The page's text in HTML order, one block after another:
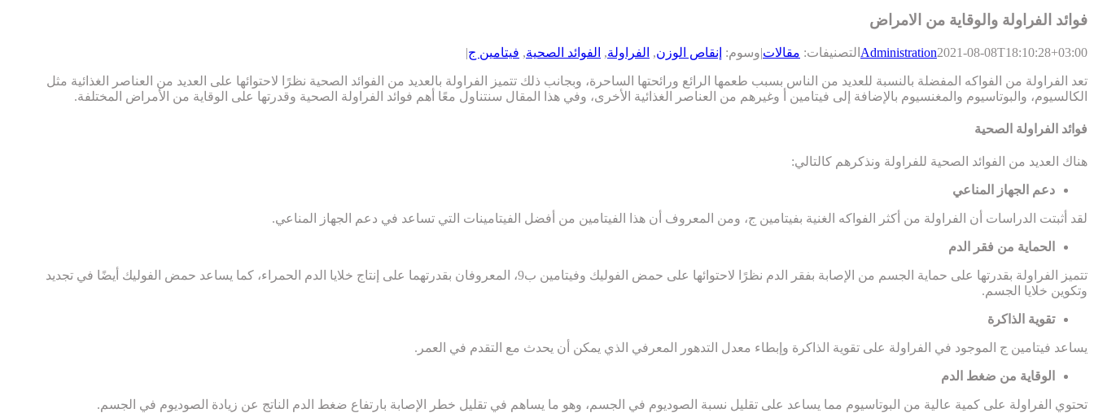
فوائد الفراولة والوقاية من الامراض
Administration2021-08-08T18:10:28+03:00 التصنيفات: مقالات|وسوم: إنقاص الوزن, الفراولة, الفوائد الصحية, فيتامين ج|
تعد الفراولة من الفواكه المفضلة بالنسبة للعديد من الناس بسبب طعمها الرائع ورائحتها الساحرة، وبجانب ذلك تتميز الفراولة بالعديد من الفوائد الصحية نظرًا لاحتوائها على العديد من العناصر الغذائية مثل
الكالسيوم، والبوتاسيوم والمغنسيوم بالإضافة إلى فيتامين أ وغيرهم من العناصر الغذائية الأخرى، وفي هذا المقال سنتناول معًا أهم فوائد الفراولة الصحية وقدرتها على الوقاية من الأمراض المختلفة.
فوائد الفراولة الصحية
هناك العديد من الفوائد الصحية للفراولة ونذكرهم كالتالي:
دعم الجهاز المناعي
لقد أثبتت الدراسات أن الفراولة من أكثر الفواكه الغنية بفيتامين ج، ومن المعروف أن هذا الفيتامين من أفضل الفيتامينات التي تساعد في دعم الجهاز المناعي.
الحماية من فقر الدم
تتميز الفراولة بقدرتها على حماية الجسم من الإصابة بفقر الدم نظرًا لاحتوائها على حمض الفوليك وفيتامين ب9، المعروفان بقدرتهما على إنتاج خلايا الدم الحمراء، كما يساعد حمض الفوليك أيضًا في تجديد
وتكوين خلايا الجسم.
تقوية الذاكرة
يساعد فيتامين ج الموجود في الفراولة على تقوية الذاكرة وإبطاء معدل التدهور المعرفي الذي يمكن أن يحدث مع التقدم في العمر.
الوقاية من ضغط الدم
تحتوي الفراولة على كمية عالية من البوتاسيوم مما يساعد على تقليل نسبة الصوديوم في الجسم، وهو ما يساهم في تقليل خطر الإصابة بارتفاع ضغط الدم الناتج عن زيادة الصوديوم في الجسم.